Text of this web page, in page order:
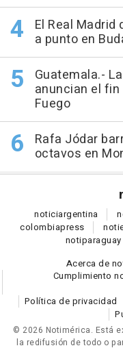
El Real
a punto en
Guatemala.-
anuncian el
Fuego
Rafa Jódar
octavos en
noticiargentina
colombiapress noti
notiparaguay
Acerca de
Cumplimiento
Política de privacidad
© 2026 Notimérica. Está
la redifusión de todo o